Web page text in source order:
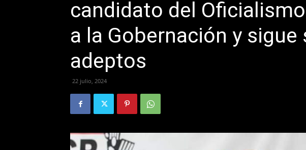
candidato del
a la Gobernación y sigue
adeptos
22 julio, 2024